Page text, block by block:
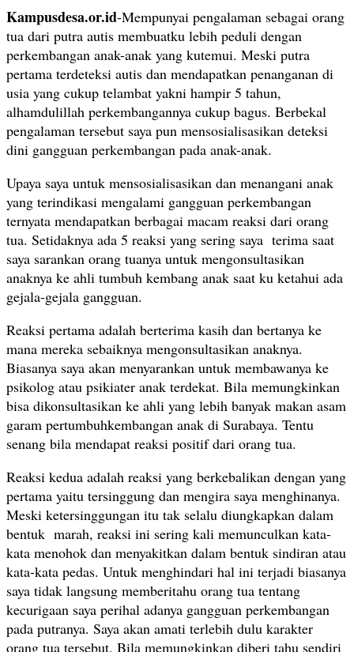
Kampusdesa.or.id-Mempunyai pengalaman sebagai orang
tua dari putra autis membuatku lebih peduli dengan
perkembangan anak-anak yang kutemui. Meski putra
pertama terdeteksi autis dan mendapatkan penanganan di
usia yang cukup telambat yakni hampir 5 tahun,
alhamdulillah perkembangannya cukup bagus. Berbekal
pengalaman tersebut saya pun mensosialisasikan deteksi
dini gangguan perkembangan pada anak-anak.
Upaya saya untuk mensosialisasikan dan menangani anak
yang terindikasi mengalami gangguan perkembangan
ternyata mendapatkan berbagai macam reaksi dari orang
tua. Setidaknya ada 5 reaksi yang sering saya terima saat
saya sarankan orang tuanya untuk mengonsultasikan
anaknya ke ahli tumbuh kembang anak saat ku ketahui ada
gejala-gejala gangguan.
Reaksi pertama adalah berterima kasih dan bertanya ke
mana mereka sebaiknya mengonsultasikan anaknya.
Biasanya saya akan menyarankan untuk membawanya ke
psikolog atau psikiater anak terdekat. Bila memungkinkan
bisa dikonsultasikan ke ahli yang lebih banyak makan asam
garam pertumbuhkembangan anak di Surabaya. Tentu
senang bila mendapat reaksi positif dari orang tua.
Reaksi kedua adalah reaksi yang berkebalikan dengan yang
pertama yaitu tersinggung dan mengira saya menghinanya.
Meski ketersinggungan itu tak selalu diungkapkan dalam
bentuk marah, reaksi ini sering kali memunculkan kata-
kata menohok dan menyakitkan dalam bentuk sindiran atau
kata-kata pedas. Untuk menghindari hal ini terjadi biasanya
saya tidak langsung memberitahu orang tua tentang
kecurigaan saya perihal adanya gangguan perkembangan
pada putranya. Saya akan amati terlebih dulu karakter
orang tua tersebut. Bila memungkinkan diberi tahu sendiri